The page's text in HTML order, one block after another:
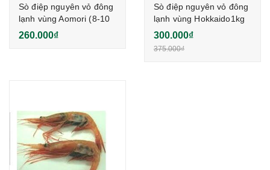
Sò điệp nguyên vỏ đông
lạnh vùng Aomori (8-10
con/kg)
260.000₫
Sò điệp nguyên vỏ đông
lạnh vùng Hokkaido1kg
(5~7 con/kg)
300.000₫
375.000₫